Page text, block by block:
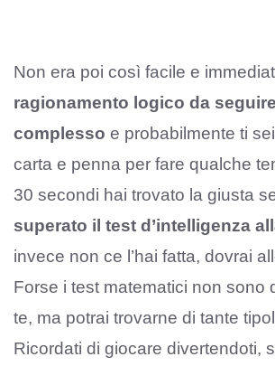
Non era poi così facile e
ragionamento logico da
complesso e probabilmente ti
carta e penna per fare qualche
30 secondi hai trovato la giusta
superato il test d’intelligenza
invece non ce l’hai fatta, dovrai
Forse i test matematici non sono
te, ma potrai trovarne di tante
Ricordati di giocare divertendoti,